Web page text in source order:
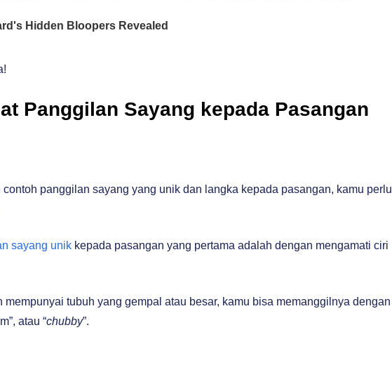
Panggilan Sayang kepada Pasangan
panggilan sayang yang unik dan langka kepada pasangan, kamu perlu
sayang unik kepada pasangan yang pertama adalah dengan mengamati ciri
mempunyai tubuh yang gempal atau besar, kamu bisa memanggilnya dengan
atau “chubby”.